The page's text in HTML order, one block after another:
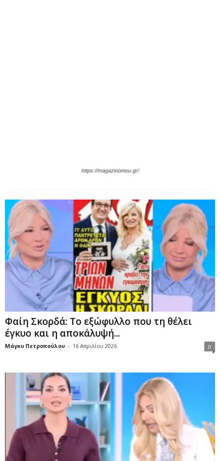
https://magazinomou.gr/
Φαίη Σκορδά: Το εξώφυλλο που τη θέλει
έγκυο και η αποκάλυψή...
Μάγκυ Πετροπούλου - 16 Απριλίου 2026 0